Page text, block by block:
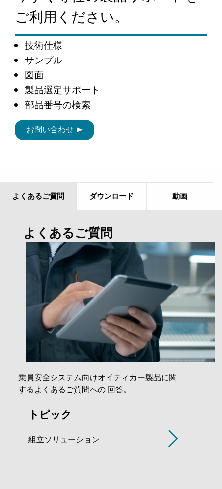
ご利用ください。
技術仕様
サンプル
図面
製品選定サポート
部品番号の検索
お問い合わせ
よくあるご質問 ダウンロード 動画
よくあるご質問
乗員安全システム向けオイティカー製品に関
するよくあるご質問への 回答。
トピック
組立ソリューション